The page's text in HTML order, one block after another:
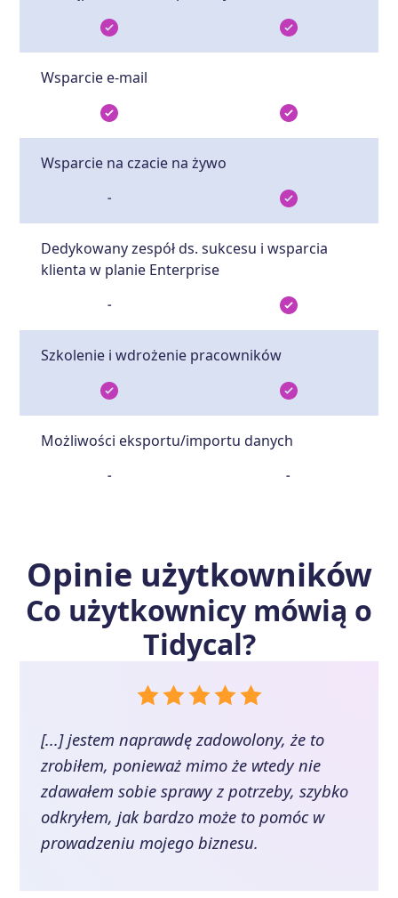
Wsparcie e-mail
Wsparcie na czacie na żywo
-
Dedykowany zespół ds. sukcesu i wsparcia
klienta w planie Enterprise
-
Szkolenie i wdrożenie pracowników
Możliwości eksportu/importu danych
- -
Opinie użytkowników
Co użytkownicy mówią o
Tidycal?
[...] jestem naprawdę zadowolony, że to
zrobiłem, ponieważ mimo że wtedy nie
zdawałem sobie sprawy z potrzeby, szybko
odkryłem, jak bardzo może to pomóc w
prowadzeniu mojego biznesu.